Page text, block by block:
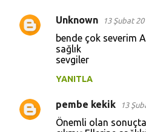
Unknown 13 Şubat
bende çok severim
sağlık
sevgiler
YANITLA
pembe kekik 13
Önemli olan